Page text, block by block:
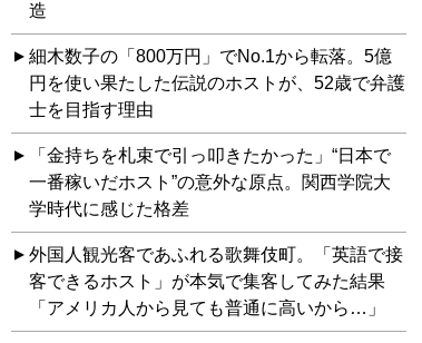
造
細木数子の「800万円」でNo.1から転落。5億
円を使い果たした伝説のホストが、52歳で弁護
士を目指す理由
「金持ちを札束で引っ叩きたかった」“日本で
一番稼いだホスト”の意外な原点。関西学院大
学時代に感じた格差
外国人観光客であふれる歌舞伎町。「英語で接
客できるホスト」が本気で集客してみた結果
「アメリカ人から見ても普通に高いから…」